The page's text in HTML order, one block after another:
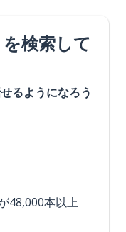
検索して
るようになろう
48,000本以上